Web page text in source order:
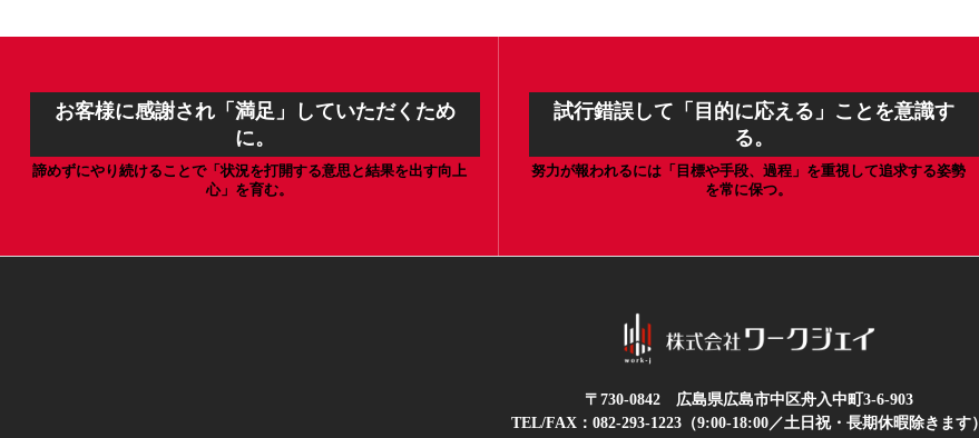
お客様に感謝され「満足」していただくため
に。
諦めずにやり続けることで「状況を打開する意思と結果を出す向上
心」を育む。
試行錯誤して「目的に応える」ことを意識す
る。
努力が報われるには「目標や手段、過程」を重視して追求する姿勢
を常に保つ。
〒730-0842 広島県広島市中区舟入中町3-6-903
TEL/FAX： 082-293-1223（9:00-18:00／土日祝・長期休暇除きます）